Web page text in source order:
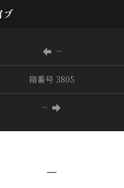
−
箱番号 3805
−
−